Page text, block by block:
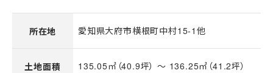
所在地 愛知県大府市横根町中村15-1他
土地面積 135.05㎡（40.9坪） 〜 136.25㎡（41.2坪）